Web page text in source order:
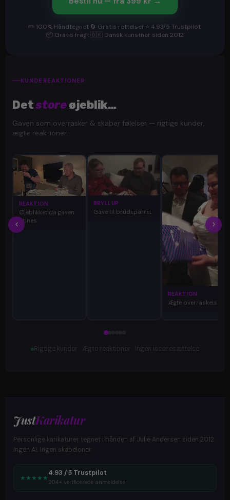
✏️ 100% Håndtegnet 🔄 Gratis rettelser ⭐ 4.93/5 Trustpilot
📦 Gratis fragt 🇩🇰 Dansk kunstner siden 2012
KUNDEREAKTIONER
Detstoreøjeblik…
Gaven som overrasker & skaber følelser — rigtige kunder,
ægte reaktioner.
REAKTION
Øjeblikket da gaven
åbnes
BRYLLUP
Gave til brudeparret
REAKTION
Ægte overraskelse
Rigtige kunder · Ægte reaktioner · Ingen iscenesættelse
JustKarikatur
Personlige karikaturer tegnet i hånden af Julie Andersen siden 2012.
Ingen AI. Ingen skabeloner.
★ ★ ★ ★ ★
4.93 / 5 Trustpilot
204+ verificerede anmeldelser